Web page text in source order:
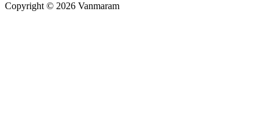
Copyright © 2026 Vanmaram